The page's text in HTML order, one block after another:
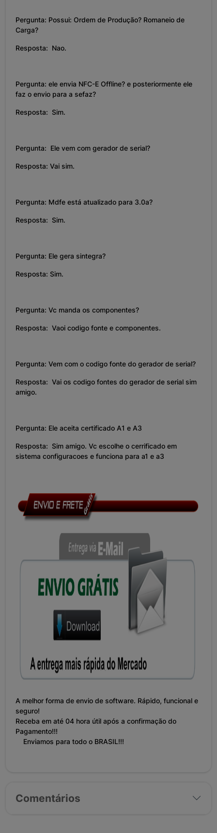
Pergunta: Possui: Ordem de Produção? Romaneio de
Carga?
Resposta: Nao.
Pergunta: ele envia NFC-E Offline? e posteriormente ele
faz o envio para a sefaz?
Resposta: Sim.
Pergunta: Ele vem com gerador de serial?
Resposta: Vai sim.
Pergunta: Mdfe está atualizado para 3.0a?
Resposta: Sim.
Pergunta: Ele gera sintegra?
Resposta: Sim.
Pergunta: Vc manda os componentes?
Resposta: Vaoi codigo fonte e componentes.
Pergunta: Vem com o codigo fonte do gerador de serial?
Resposta: Vai os codigo fontes do gerador de serial sim
amigo.
Pergunta: Ele aceita certificado A1 e A3
Resposta: Sim amigo. Vc escolhe o cerrificado em
sistema configuracoes e funciona para a1 e a3
A melhor forma de envio de software. Rápido, funcional e
seguro!
Receba em até 04 hora útil após a confirmação do
Pagamento!!!
Enviamos para todo o BRASIL!!!
Comentários